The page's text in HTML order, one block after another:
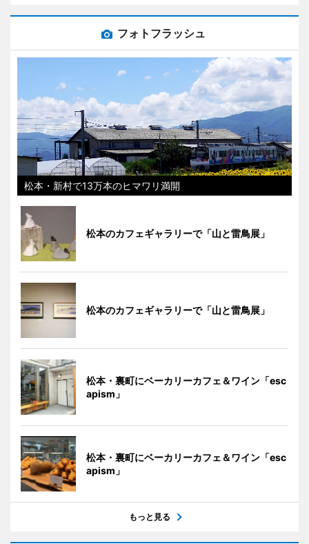
フォトフラッシュ
松本・新村で13万本のヒマワリ満開
松本のカフェギャラリーで「山と雷鳥展」
松本のカフェギャラリーで「山と雷鳥展」
松本・裏町にベーカリーカフェ＆ワイン「esc
apism」
松本・裏町にベーカリーカフェ＆ワイン「esc
apism」
もっと見る